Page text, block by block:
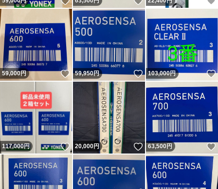
59,000円 いいね！
59,950円 いいね！
103,000円
117,000円 いいね！
20,000円 いいね！
63,500円